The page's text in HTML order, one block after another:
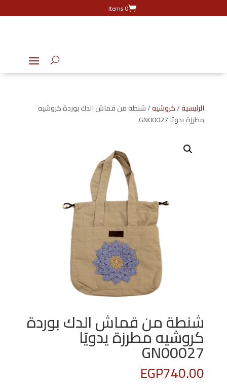
0 Items
الرئيسية/كروشيه/ شنطة من قماش الدك بوردة كروشيه
مطرزة يدويًا GN00027
شنطة من قماش الدك بوردة
كروشيه مطرزة يدويًا
GN00027
EGP740.00